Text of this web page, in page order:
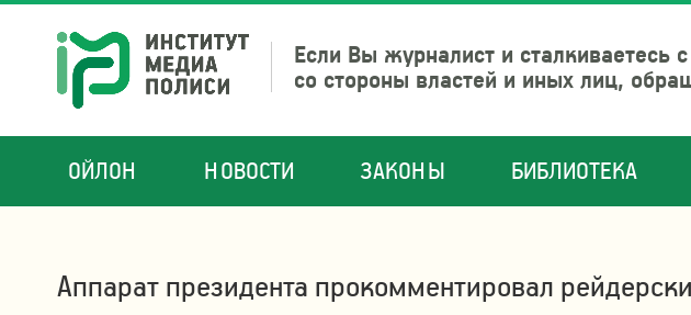
Если Вы журналист и
со стороны властей и иных лиц,
ОЙЛОН НОВОСТИ ЗАКОНЫ БИБЛИОТЕКА
Аппарат президента прокомментировал